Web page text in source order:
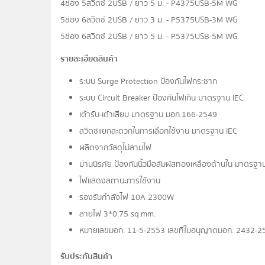
4ช่อง 5สวิตซ์ 2USB / ยาว 5 ม. - P4375USB-5M WG
5ช่อง 6สวิตซ์ 2USB / ยาว 3 ม. - P5375USB-3M WG
5ช่อง 6สวิตซ์ 2USB / ยาว 5 ม. - P5375USB-5M WG
รายละเอียดสินค้า
ระบบ Surge Protection ป้องกันไฟกระชาก
ระบบ Circuit Breaker ป้องกันไฟเกิน มาตรฐาน IEC
เต้ารับ-เต้าเสียบ มาตรฐาน มอก.166-2549
สวิตซ์แยกสะดวกในการเลือกใช้งาน มาตรฐาน IEC
ผลิตจากวัสดุไม่ลามไฟ
ม่านนิรภัย ป้องกันนิ้วมือสัมผัสทองเหลืองด้านใน มาตรฐา
ไฟแสดงสถานะการใช้งาน
รองรับกำลังไฟ 10A 2300W
สายไฟ 3*0.75 sq.mm.
หมายเลขมอก. 11-5-2553 เลขที่ใบอนุญาตมอก. 2432-
รับประกันสินค้า